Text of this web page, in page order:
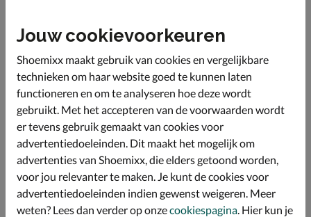
duurzame leerlooierij. De naden zijn gesealed voor een
waterdichte constructie.
Gevoerd met faux-fur wat je voeten heerlijk warm
houdt op de koudere dagen.
Voorzien van een voetbed met AntiFatigue-
technologie. Hierdoor worden de schokken
geabsorbeerd en worden de voeten minder snel moe.
Afgewerkt met een stevige profielzool die uitstekende
grip en stabiliteit biedt op alle ondergronden.
Specificaties
Jouw cookievoorkeuren
Shoemixx maakt gebruik van cookies en vergelijkbare
technieken om haar website goed te kunnen laten
functioneren en om te analyseren hoe deze wordt
gebruikt. Met het accepteren van de voorwaarden wordt
er tevens gebruik gemaakt van cookies voor
advertentiedoeleinden. Dit maakt het mogelijk om
advertenties van Shoemixx, die elders getoond worden,
voor jou relevanter te maken. Je kunt de cookies voor
advertentiedoeleinden indien gewenst weigeren. Meer
weten? Lees dan verder op onzecookiespagina . Hier kun je